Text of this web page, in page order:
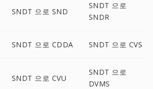
SNDT 으로 SND
SNDT 으로
SNDR
SNDT 으로 CDDA SNDT 으로 CVS
SNDT 으로 CVU
SNDT 으로
DVMS